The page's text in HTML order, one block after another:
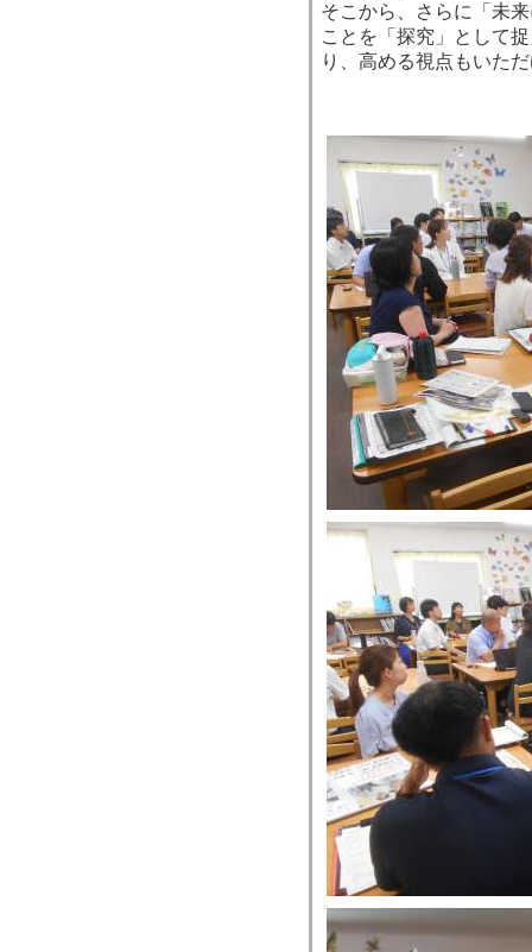
そこから、さらに「未
ことを「探究」として
り、高める視点もいた